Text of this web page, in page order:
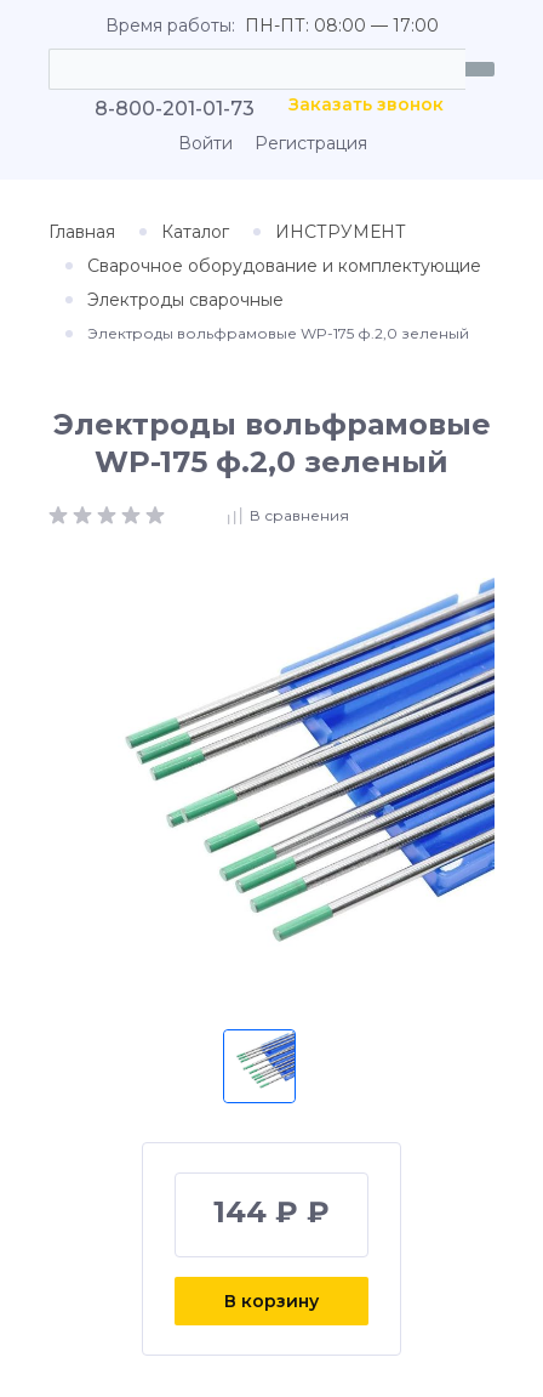
Время работы: ПН-ПТ: 08:00 — 17:00
8-800-201-01-73
Заказать звонок
Войти
Регистрация
Главная Каталог
ИНСТРУМЕНТ
Сварочное оборудование и комплектующие
Электроды сварочные
Электроды вольфрамовые WP-175 ф.2,0 зеленый
Электроды вольфрамовые
WP-175 ф.2,0 зеленый
В сравнения
144 ₽ ₽
В корзину